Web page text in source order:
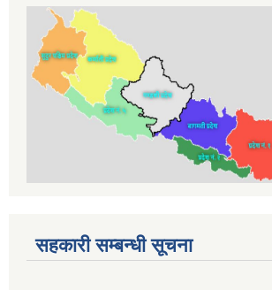
सहकारी सम्बन्धी सूचना